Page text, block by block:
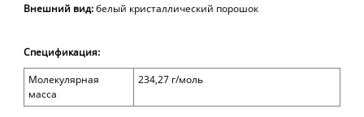
Внешний вид:белый кристаллический порошок
Спецификация:
Молекулярная
масса
234,27 г/моль